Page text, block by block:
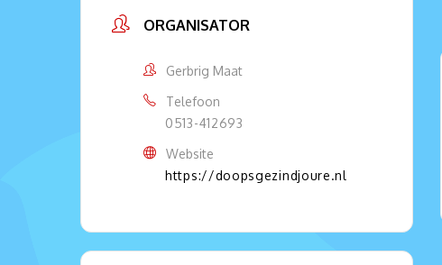
ORGANISATOR
Gerbrig Maat
Telefoon
0513-412693
Website
https://doopsgezindjoure.nl